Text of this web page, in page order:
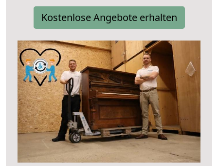
Kostenlose Angebote erhalten